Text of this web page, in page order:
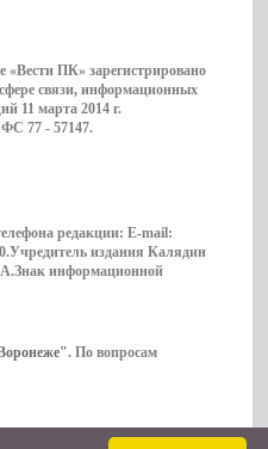
ПК» зарегистрировано
связи, информационных
11 марта 2014 г.
77 - 57147.
редакции: E-mail:
издания Калядин
информационной
. По вопросам